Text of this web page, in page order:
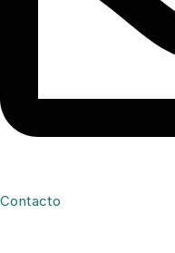
Contacto